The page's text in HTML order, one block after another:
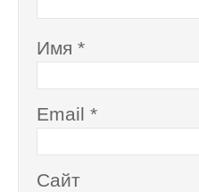
Имя *
Email *
Сайт